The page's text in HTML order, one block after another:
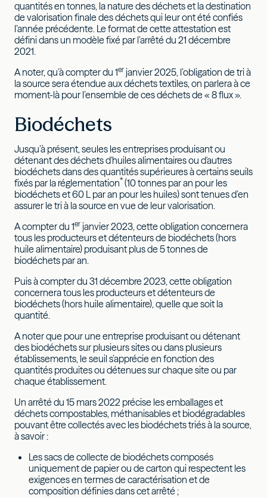
quantités en tonnes, la nature des déchets et la destination
de valorisation finale des déchets qui leur ont été confiés
l’année précédente. Le format de cette attestation est
défini dans un modèle fixé par l’arrêté du 21 décembre
2021.
A noter, qu’à compter du 1er janvier 2025, l’obligation de tri à
la source sera étendue aux déchets textiles, on parlera à ce
moment-là pour l’ensemble de ces déchets de « 8 flux ».
Biodéchets
Jusqu’à présent, seules les entreprises produisant ou
détenant des déchets d'huiles alimentaires ou d'autres
biodéchets dans des quantités supérieures à certains seuils
fixés par la réglementation* (10 tonnes par an pour les
biodéchets et 60 L par an pour les huiles) sont tenues d’en
assurer le tri à la source en vue de leur valorisation.
A compter du 1er janvier 2023, cette obligation concernera
tous les producteurs et détenteurs de biodéchets (hors
huile alimentaire) produisant plus de 5 tonnes de
biodéchets par an.
Puis à compter du 31 décembre 2023, cette obligation
concernera tous les producteurs et détenteurs de
biodéchets (hors huile alimentaire), quelle que soit la
quantité.
A noter que pour une entreprise produisant ou détenant
des biodéchets sur plusieurs sites ou dans plusieurs
établissements, le seuil s’apprécie en fonction des
quantités produites ou détenues sur chaque site ou par
chaque établissement.
Un arrêté du 15 mars 2022 précise les emballages et
déchets compostables, méthanisables et biodégradables
pouvant être collectés avec les biodéchets triés à la source,
à savoir :
Les sacs de collecte de biodéchets composés
uniquement de papier ou de carton qui respectent les
exigences en termes de caractérisation et de
composition définies dans cet arrêté ;